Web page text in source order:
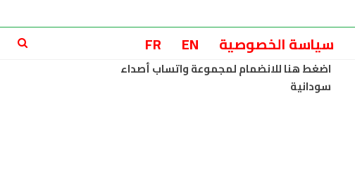
سياسة الخصوصية EN
FR
اضغط هنا للانضمام لمجموعة واتساب أصداء
سودانية